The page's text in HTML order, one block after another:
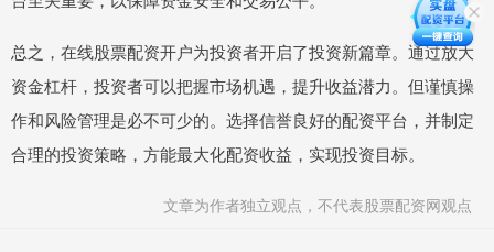
总之，在线股票配资开户为投资者开启了投资新篇章。通过放大
资金杠杆，投资者可以把握市场机遇，提升收益潜力。但谨慎操
作和风险管理是必不可少的。选择信誉良好的配资平台，并制定
合理的投资策略，方能最大化配资收益，实现投资目标。
文章为作者独立观点，不代表股票配资网观点